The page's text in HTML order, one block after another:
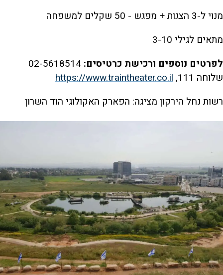
מנוי ל-3 הצגות + מפגש - 50 שקלים למשפחה
מתאים לגילי 3-10
לפרטים נוספים ורכישת כרטיסים: 02-5618514
שלוחה 111,
https://www.traintheater.co.il
רשות נחל הירקון מציגה: הפארק האקולוגי הוד השרון